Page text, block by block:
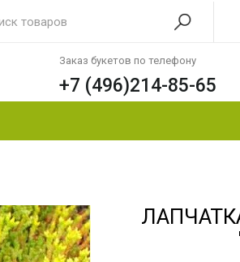
Заказ букетов по телефону
+7 (496)214-85-65